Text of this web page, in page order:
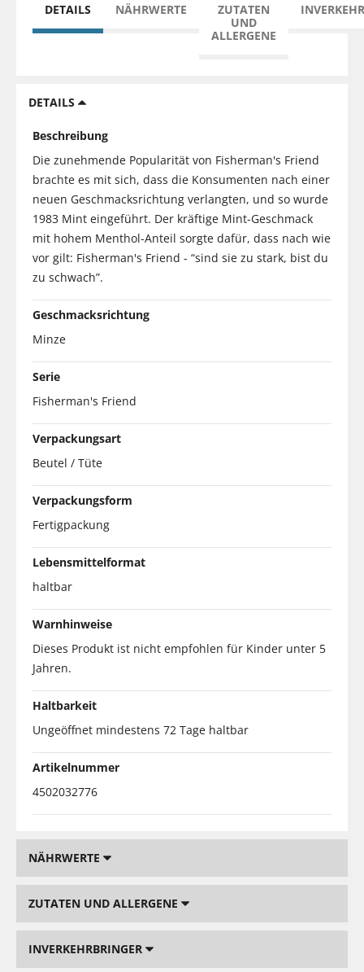
DETAILS NÄHRWERTE
ZUTATEN
UND
ALLERGENE
DETAILS
Beschreibung
Die zunehmende Popularität von Fisherman's Friend
brachte es mit sich, dass die Konsumenten nach einer
neuen Geschmacksrichtung verlangten, und so wurde
1983 Mint eingeführt. Der kräftige Mint-Geschmack
mit hohem Menthol-Anteil sorgte dafür, dass nach wie
vor gilt: Fisherman's Friend - “sind sie zu stark, bist du
zu schwach”.
Geschmacksrichtung
Minze
Serie
Fisherman's Friend
Verpackungsart
Beutel / Tüte
Verpackungsform
Fertigpackung
Lebensmittelformat
haltbar
Warnhinweise
Dieses Produkt ist nicht empfohlen für Kinder unter 5
Jahren.
Haltbarkeit
Ungeöffnet mindestens 72 Tage haltbar
Artikelnummer
4502032776
NÄHRWERTE
ZUTATEN UND ALLERGENE
INVERKEHRBRINGER